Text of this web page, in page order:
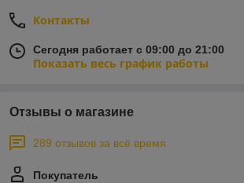
Контакты
Сегодня работает с 09:00 до 21:00
Показать весь график работы
Отзывы о магазине
289 отзывов за всё время
Покупатель